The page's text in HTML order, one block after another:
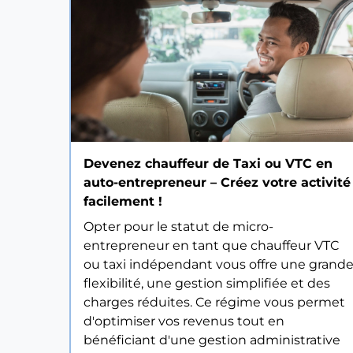
Devenez chauffeur de Taxi ou VTC en
auto-entrepreneur – Créez votre activité
facilement !
Opter pour le statut de micro-
entrepreneur en tant que chauffeur VTC
ou taxi indépendant vous offre une grande
flexibilité, une gestion simplifiée et des
charges réduites. Ce régime vous permet
d'optimiser vos revenus tout en
bénéficiant d'une gestion administrative